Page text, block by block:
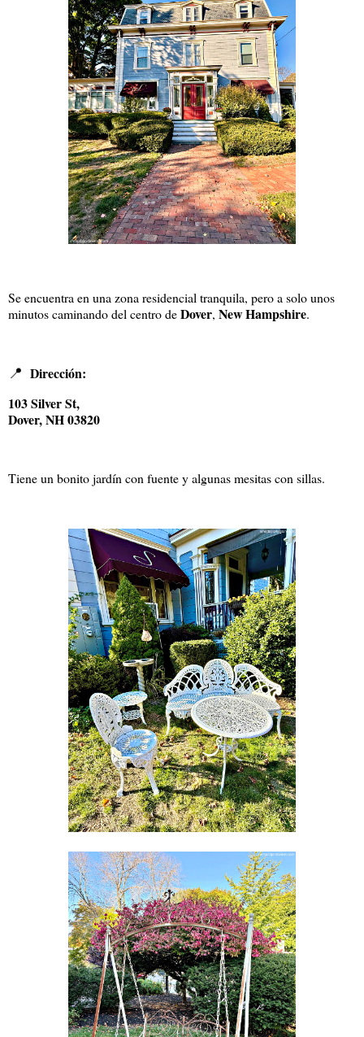
Se encuentra en una zona residencial tranquila, pero a solo unos
minutos caminando del centro deDover, New Hampshire.
📍 Dirección:
103 Silver St,
Dover, NH 03820
Tiene un bonito jardín con fuente y algunas mesitas con sillas.